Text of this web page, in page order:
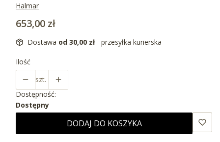
Halmar
Cena
653,00 zł
Dostawa od 30,00 zł - przesyłka kurierska
Ilość
szt.
Dostępność:
Dostępny
DODAJ DO KOSZYKA